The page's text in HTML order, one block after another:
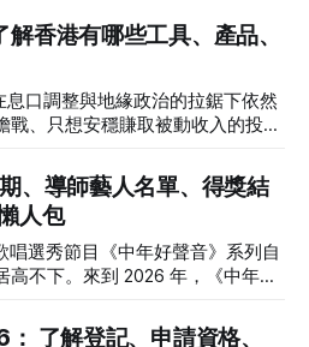
金流的收息資產，成為了今年投
為您搜集 2026 年 7 月最新市場
金三大領域共 15 隻熱門收息工
風險，助您在新一季度穩健收息！
隻橫跨港股、美股及基金的明星
年
頻率核心定位與優勢港股中國移
6.6%半年配國企巨頭，現金流極
中國海洋石油 (00883)能源藍籌
緣政治與油價，
香港有哪些工具、產品、
口調整與地緣政治的拉鋸下依然
戰、只想安穩賺取被動收入的投資
工具。本文為大家盤點 2026 年
，橫向比較其利弊，並揭秘連登
最真實、最不留情面的毒舌評
動性」展開。以下是 2026 年最
報率
港元/美元定期存款2.4% - 4.0%1
、懶得操作的人⭐ (極低)美國國庫
、導師藝人名單、得獎結
人包
唱選秀節目《中年好聲音》系列自
高不下。來到 2026 年，《中年好
規格全面升級，參賽者的背景更
了解登記、申請資格、